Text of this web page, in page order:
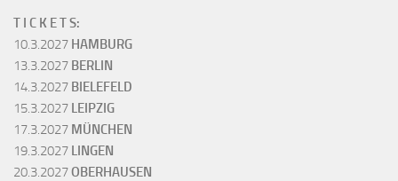
T I C K E T S:
10.3.2027 HAMBURG
13.3.2027 BERLIN
14.3.2027 BIELEFELD
15.3.2027 LEIPZIG
17.3.2027 MÜNCHEN
19.3.2027 LINGEN
20.3.2027OBERHAUSEN